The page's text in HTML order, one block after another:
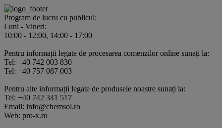
Facebook
X
Pinterest
E-
mail:
Program de lucru cu publicul:
Luni - Vineri:
10:00 - 12:00, 14:00 - 17:00
Pentru informații legate de procesarea comenzilor online sunați la:
Tel: +40 742 003 830
Tel: +40 757 087 003
Pentru alte informații legate de produsele noastre sunați la:
Tel: +40 742 341 517
Email: info@chemsol.ro
Web: pro-x.ro